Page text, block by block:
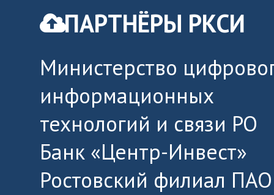
ПАРТНЁРЫ РКСИ
Министерство
информационных
технологий и связи РО
Банк «Центр-Инвест»
Ростовский филиал